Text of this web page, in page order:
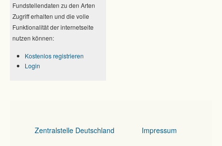
Fundstellendaten zu den Arten
Zugriff erhalten und die volle
Funktionalität der internetseite
nutzen können:
Kostenlos registrieren
Login
Zentralstelle Deutschland Impressum